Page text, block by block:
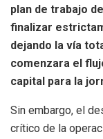
plan de trabajo
finalizar
dejando la vía
comenzara el
capital para la
Sin embargo, el
crítico de la